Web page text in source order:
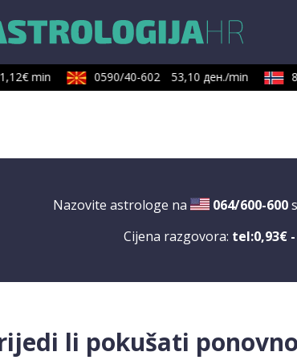
min 0590/40-602 53,10 ден./min
Nazovite astrologe na 064/600-600
Cijena razgovora: tel:0,93€
li pokušati